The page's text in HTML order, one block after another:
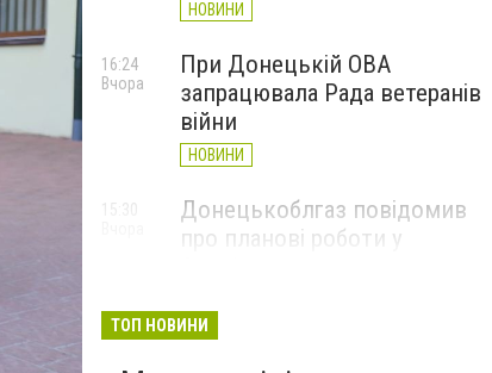
НОВИНИ
При Донецькій ОВА
запрацювала Рада ветеранів
війни
НОВИНИ
16:24
Вчора
Донецькоблгаз повідомив
про планові роботи у
НОВИНИ
15:30
ТОП НОВИНИ